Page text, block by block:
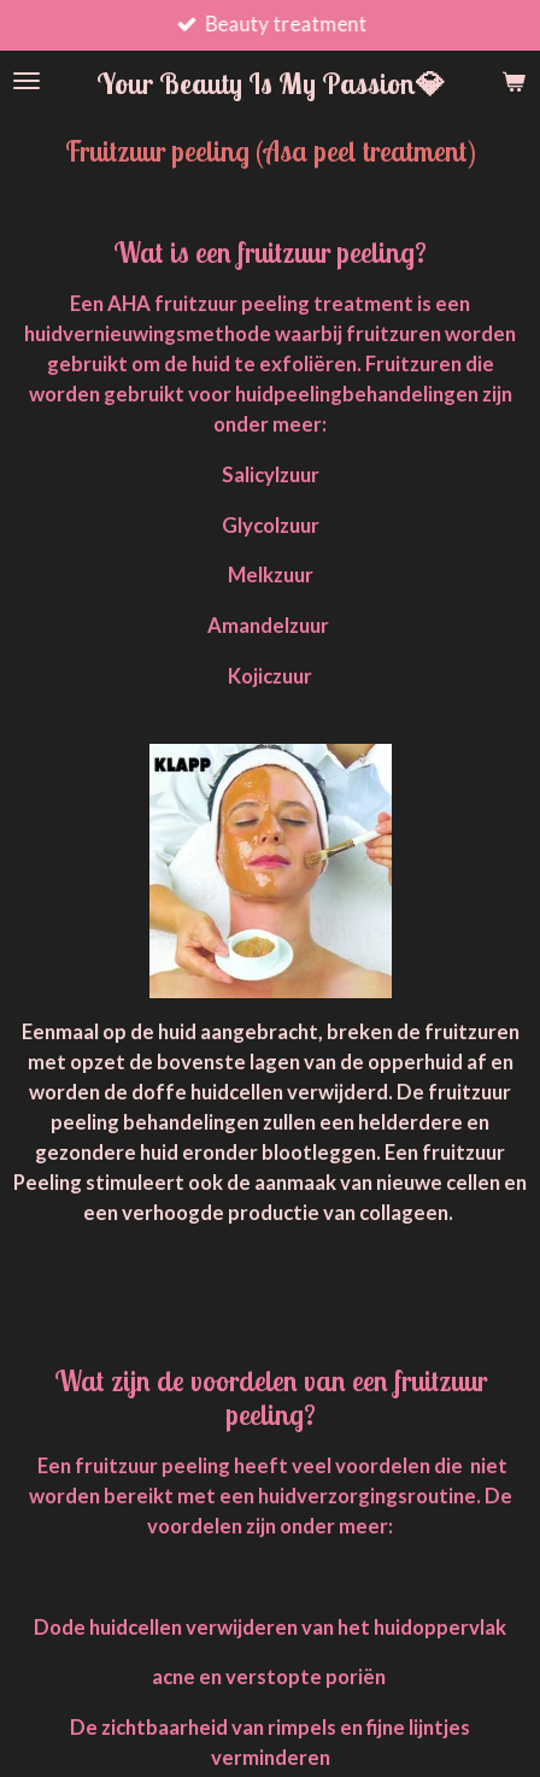
direct
naar
hoofdinhoud
Your Beauty Is My Passion💎
Beauty treatment
Fruitzuur peeling (Asa peel treatment)
Wat is een fruitzuur peeling?
Een AHA fruitzuur peeling treatment is een
huidvernieuwingsmethode waarbij fruitzuren worden
gebruikt om de huid te exfoliëren. Fruitzuren die
worden gebruikt voor huidpeelingbehandelingen zijn
onder meer:
Salicylzuur
Glycolzuur
Melkzuur
Amandelzuur
Kojiczuur
Eenmaal op de huid aangebracht, breken de fruitzuren
met opzet de bovenste lagen van de opperhuid af en
worden de doffe huidcellen verwijderd. De fruitzuur
peeling behandelingen zullen een helderdere en
gezondere huid eronder blootleggen. Een fruitzuur
Peeling stimuleert ook de aanmaak van nieuwe cellen en
een verhoogde productie van collageen.
Wat zijn de voordelen van een fruitzuur
peeling?
Een fruitzuur peeling heeft veel voordelen die niet
worden bereikt met een huidverzorgingsroutine. De
voordelen zijn onder meer:
Dode huidcellen verwijderen van het huidoppervlak
acne en verstopte poriën
De zichtbaarheid van rimpels en fijne lijntjes
verminderen